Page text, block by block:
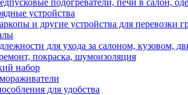
подогреватели, печи в салон,
устройства
и другие устройства для перевозки
для ухода за салоном, кузовом,
покраска, шумоизоляция
набор
для удобства